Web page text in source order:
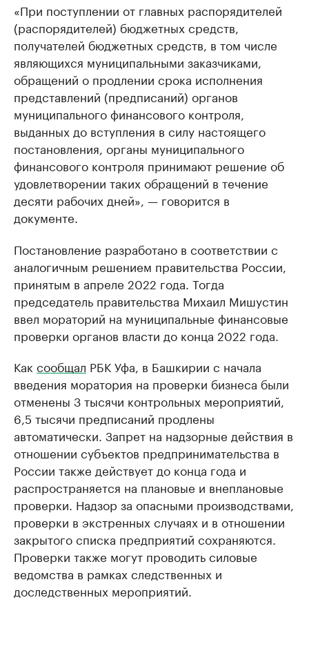
«При поступлении от главных распорядителей
(распорядителей) бюджетных средств,
получателей бюджетных средств, в том числе
являющихся муниципальными заказчиками,
обращений о продлении срока исполнения
представлений (предписаний) органов
муниципального финансового контроля,
выданных до вступления в силу настоящего
постановления, органы муниципального
финансового контроля принимают решение об
удовлетворении таких обращений в течение
десяти рабочих дней», — говорится в
документе.
Постановление разработано в соответствии с
аналогичным решением правительства России,
принятым в апреле 2022 года. Тогда
председатель правительства Михаил Мишустин
ввел мораторий на муниципальные финансовые
проверки органов власти до конца 2022 года.
Как сообщал РБК Уфа, в Башкирии с начала
введения моратория на проверки бизнеса были
отменены 3 тысячи контрольных мероприятий,
6,5 тысячи предписаний продлены
автоматически. Запрет на надзорные действия в
отношении субъектов предпринимательства в
России также действует до конца года и
распространяется на плановые и внеплановые
проверки. Надзор за опасными производствами,
проверки в экстренных случаях и в отношении
закрытого списка предприятий сохраняются.
Проверки также могут проводить силовые
ведомства в рамках следственных и
доследственных мероприятий.